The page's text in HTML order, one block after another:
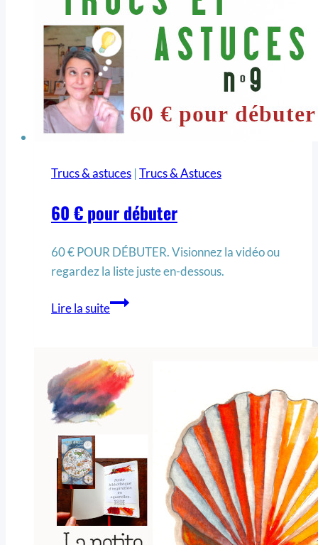
Trucs & astuces | Trucs & Astuces
60 € pour débuter
60 € POUR DÉBUTER. Visionnez la vidéo ou
regardez la liste juste en-dessous.
Lire la suite